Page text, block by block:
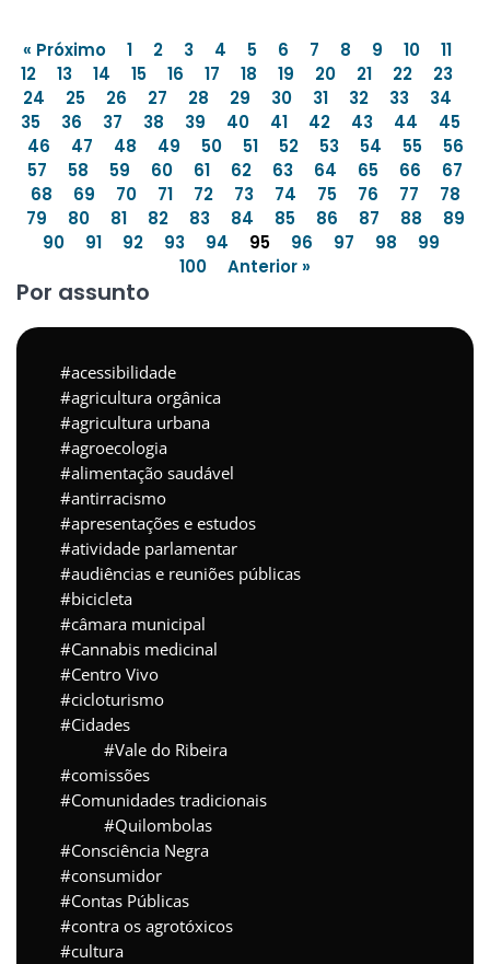
« Próximo 1 2 3 4 5 6 7 8 9 10
11
12
13 14 15 16 17 18 19 20 21 22
23
24
25 26 27 28 29 30 31 32 33
34
35
36 37 38 39 40 41 42 43 44
45
46
47 48 49 50 51 52 53 54 55
56
57
58 59 60 61 62 63 64 65 66
67
68
69 70 71 72 73 74 75 76 77
78
79
80 81 82 83 84 85 86 87 88
89
90
91 92 93 94 95 96 97 98
99
100
Anterior »
Por assunto
acessibilidade
agricultura orgânica
agricultura urbana
agroecologia
alimentação saudável
antirracismo
apresentações e estudos
atividade parlamentar
audiências e reuniões públicas
bicicleta
câmara municipal
Cannabis medicinal
Centro Vivo
cicloturismo
Cidades
Vale do Ribeira
comissões
Comunidades tradicionais
Quilombolas
Consciência Negra
consumidor
Contas Públicas
contra os agrotóxicos
cultura